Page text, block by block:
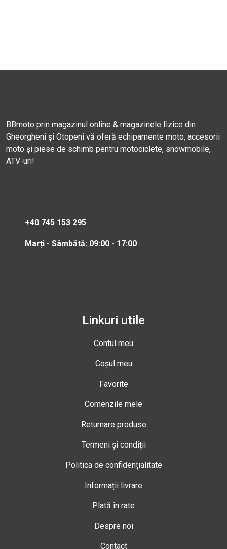
BBmoto prin magazinul online & magazinele fizice din
Gheorgheni și Otopeni vă oferă echipamente moto, accesorii
moto și piese de schimb pentru motociclete, snowmobile,
ATV-uri!
+40 745 153 295
Marți - Sâmbătă: 09:00 - 17:00
Linkuri utile
Contul meu
Coșul meu
Favorite
Comenzile mele
Returnare produse
Termeni și condiții
Politica de confidențialitate
Informații livrare
Plată în rate
Despre noi
Contact